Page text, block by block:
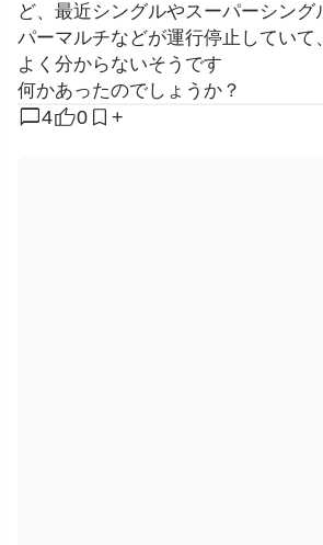
ど、最近シングルやスーパーシング
パーマルチなどが運行停止していて
よく分からないそうです
何かあったのでしょうか？
chat_bubble4 0 +